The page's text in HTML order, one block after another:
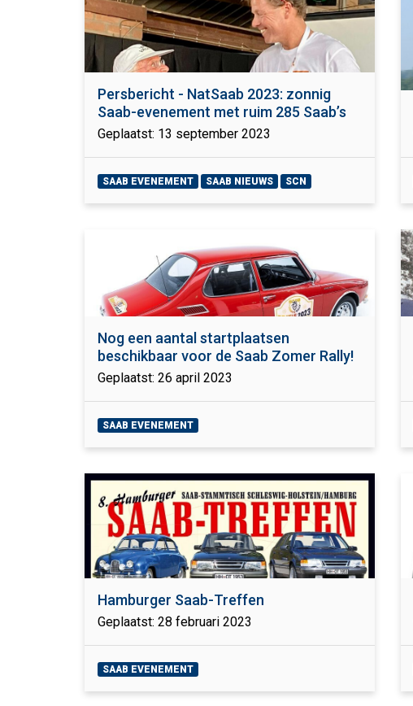
Persbericht - NatSaab 2023: zonnig
Saab-evenement met ruim 285 Saab’s
Geplaatst: 13 september 2023
SAAB EVENEMENT SAAB NIEUWS SCN
Nog een aantal startplaatsen
beschikbaar voor de Saab Zomer Rally!
Geplaatst: 26 april 2023
SAAB EVENEMENT
Hamburger Saab-Treffen
Geplaatst: 28 februari 2023
SAAB EVENEMENT